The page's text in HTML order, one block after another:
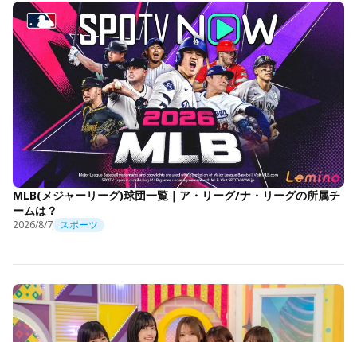
MLB(メジャーリーグ)球団一覧｜ア・リーグ/ナ・リーグの所属チ
ームは？
2026/8/7 スポーツ